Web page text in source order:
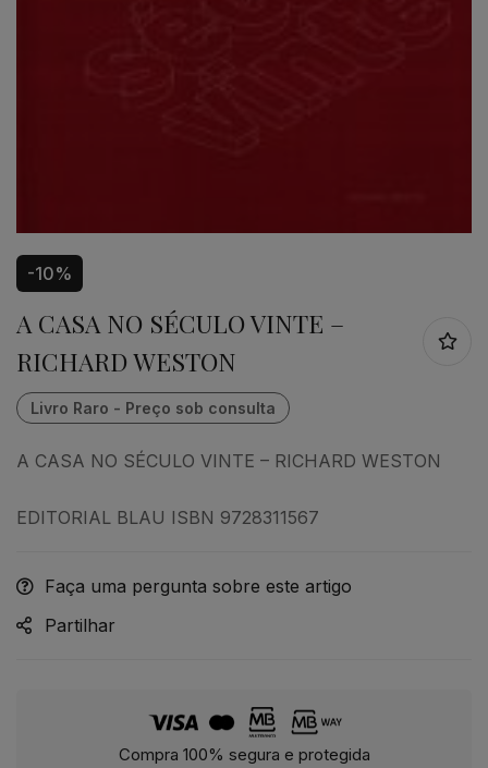
-10%
A CASA NO SÉCULO VINTE –
RICHARD WESTON
A CASA NO SÉCULO VINTE – RICHARD WESTON
EDITORIAL BLAU ISBN 9728311567
Faça uma pergunta sobre este artigo
Partilhar
Compra 100% segura e protegida